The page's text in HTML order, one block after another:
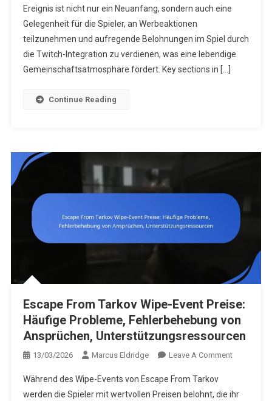
Integration
Mit
Ereignis ist nicht nur ein Neuanfang, sondern auch eine
Gelegenheit für die Spieler, an Werbeaktionen
teilzunehmen und aufregende Belohnungen im Spiel durch
die Twitch-Integration zu verdienen, was eine lebendige
Gemeinschaftsatmosphäre fördert. Key sections in […]
Continue Reading
Escape From Tarkov Wipe-Event Preise:
Häufige Probleme, Fehlerbehebung von
Ansprüchen, Unterstützungsressourcen
13/03/2026 Marcus Eldridge Leave A CommentOn
Tarkov
Während des Wipe-Events von Escape From Tarkov
werden die Spieler mit wertvollen Preisen belohnt, die ihr